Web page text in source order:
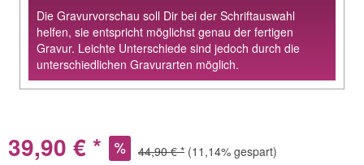
Die Gravurvorschau soll Dir bei der Schriftauswahl
helfen, sie entspricht möglichst genau der fertigen
Gravur. Leichte Unterschiede sind jedoch durch die
unterschiedlichen Gravurarten möglich.
39,90 € * 44,90 € * (11,14% gespart)